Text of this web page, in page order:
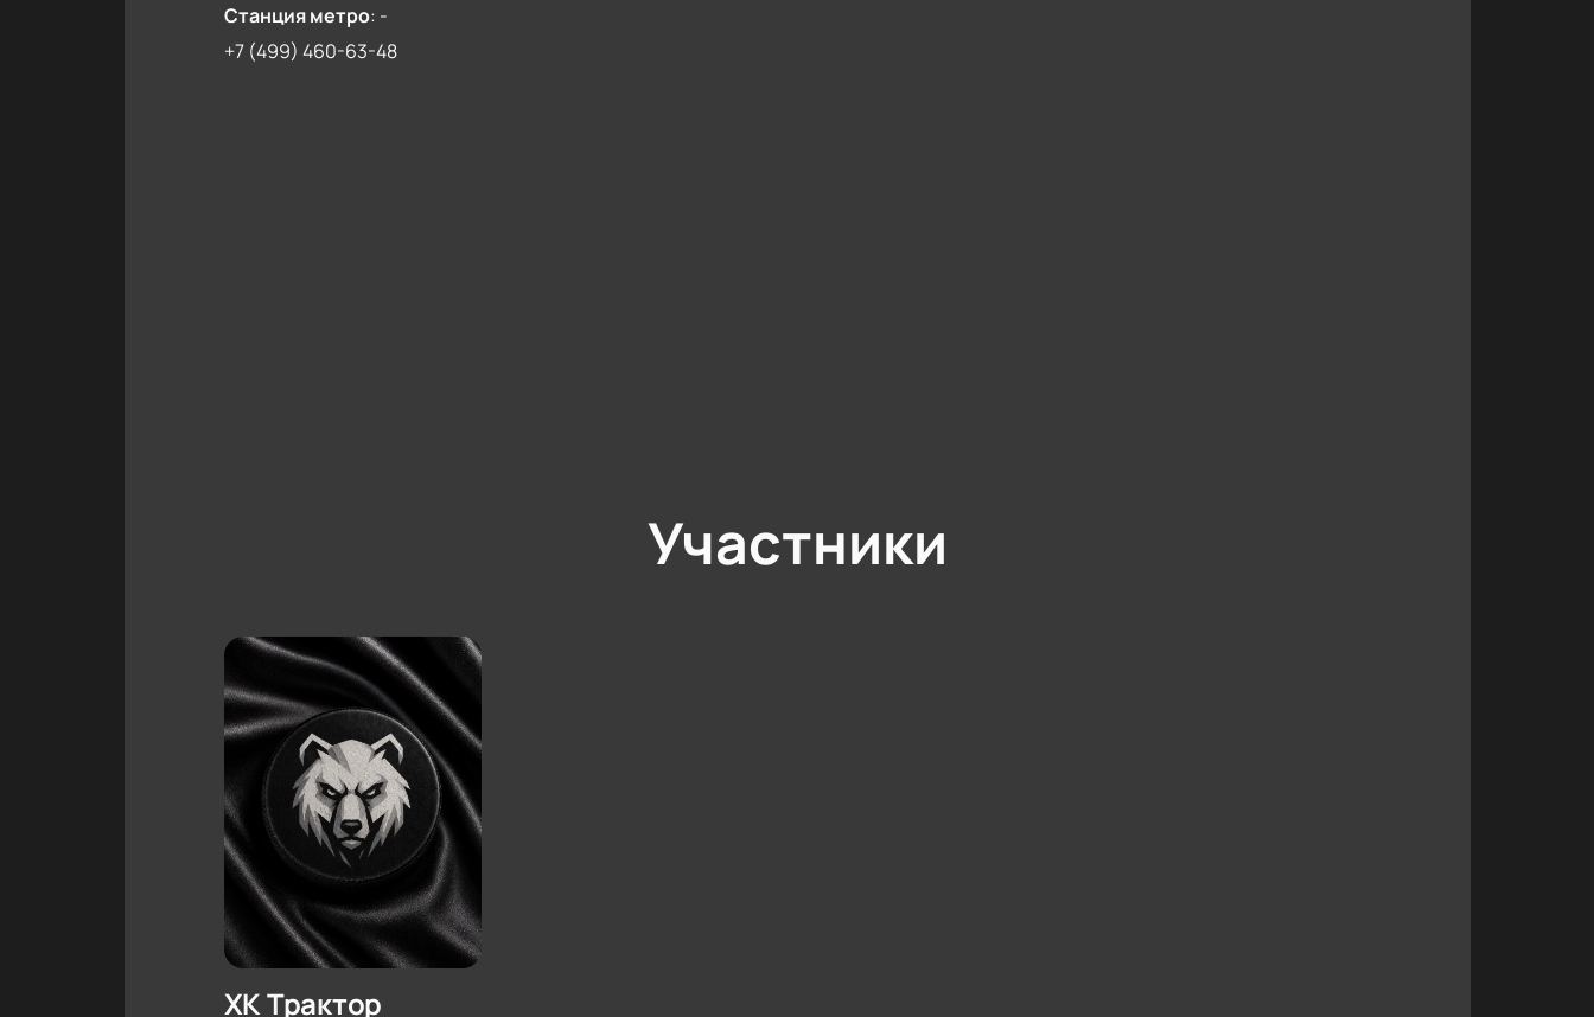
Станция метро: -
+7 (499) 460-63-48
Участники
ХК Трактор